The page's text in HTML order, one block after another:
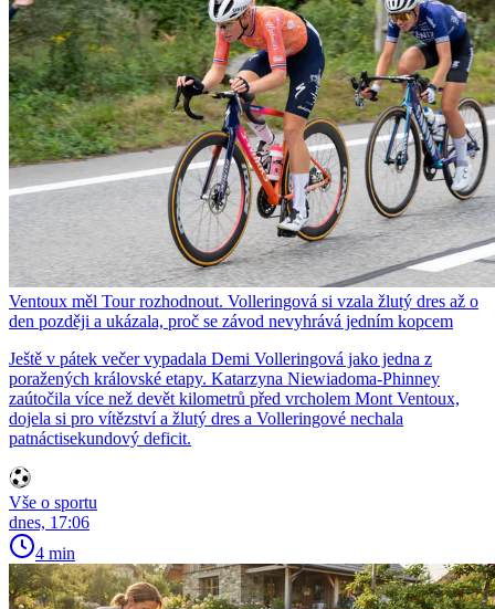
Ventoux měl Tour rozhodnout. Volleringová si vzala žlutý dres až o
den později a ukázala, proč se závod nevyhrává jedním kopcem
Ještě v pátek večer vypadala Demi Volleringová jako jedna z
poražených královské etapy. Katarzyna Niewiadoma-Phinney
zaútočila více než devět kilometrů před vrcholem Mont Ventoux,
dojela si pro vítězství a žlutý dres a Volleringové nechala
patnáctisekundový deficit.
Vše o sportu
dnes, 17:06
4 min